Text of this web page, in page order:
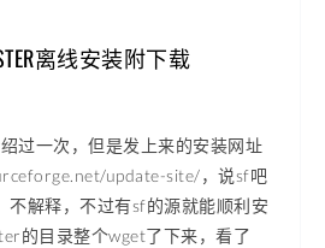
离线安装附下载
过一次，但是发上来的安装网址
update-site/，说sf吧
不解释，不过有sf的源就能顺利安
的目录整个wget了下来，看了